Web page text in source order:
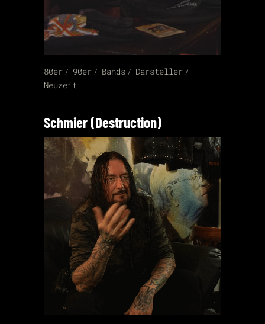
80er 90er Bands
Darsteller
Neuzeit
Schmier (Destruction)